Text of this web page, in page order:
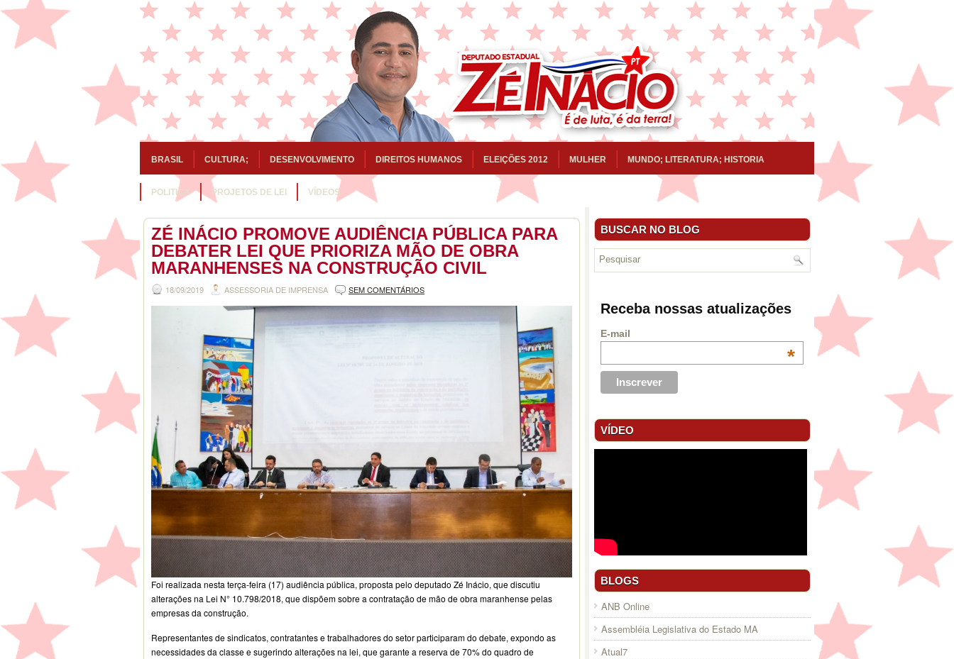
BRASIL CULTURA; DESENVOLVIMENTO DIREITOS HUMANOS ELEIÇÕES 2012 MULHER MUNDO; LITERATURA; HISTORIA
POLITICA PROJETOS DE LEI VÍDEOS
ZÉ INÁCIO PROMOVE AUDIÊNCIA PÚBLICA PARA
DEBATER LEI QUE PRIORIZA MÃO DE OBRA
MARANHENSES NA CONSTRUÇÃO CIVIL
18/09/2019 ASSESSORIA DE IMPRENSA SEM COMENTÁRIOS
Foi realizada nesta terça-feira (17) audiência pública, proposta pelo deputado Zé Inácio, que discutiu
alterações na Lei N° 10.798/2018, que dispõem sobre a contratação de mão de obra maranhense pelas
empresas da construção.
Representantes de sindicatos, contratantes e trabalhadores do setor participaram do debate, expondo as
necessidades da classe e sugerindo alterações na lei, que garante a reserva de 70% do quadro de
BUSCAR NO BLOG
Receba nossas atualizações
E-mail
*
VÍDEO
BLOGS
ANB Online
Assembléia Legislativa do Estado MA
Atual7